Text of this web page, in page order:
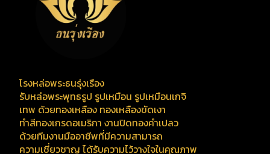
โรงหล่อพระธนรุ่งเรือง
รับหล่อพระพุทธรูป รูปเหมือน รูปเหมือนเกจิ
เทพ ด้วยทองเหลือง ทองเหลืองขัดเงา
ทำสีทองเกรดอเมริกา งานปิดทองคำเปลว
ด้วยทีมงานมืออาชีพที่มีความสามารถ
ความเชี่ยวชาญ ได้รับความไว้วางใจในคุณภาพ